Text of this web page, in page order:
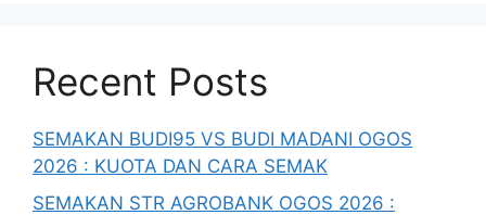
Recent Posts
SEMAKAN BUDI95 VS BUDI MADANI OGOS
2026 : KUOTA DAN CARA SEMAK
SEMAKAN STR AGROBANK OGOS 2026 :